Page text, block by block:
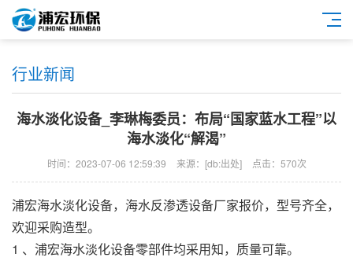
行业新闻
海水淡化设备_李琳梅委员：布局“国家蓝水工程”以
海水淡化“解渴”
时间：2023-07-06 12:59:39 来源：[db:出处] 点击：570次
浦宏海水淡化设备， 海水反渗透设备厂家报价，型号齐全，
欢迎采购造型。
1 、 浦宏海水淡化设备零部件均采用知，质量可靠。